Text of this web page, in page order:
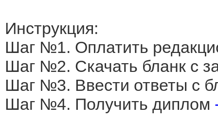
Инструкция:
Шаг №1. Оплатить
Шаг №2. Скачать бланк с
Шаг №3. Ввести ответы с
Шаг №4. Получить диплом